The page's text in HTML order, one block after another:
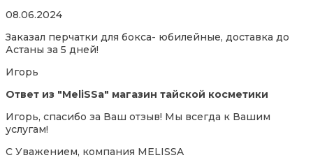
Rated
out
of
08.06.2024
Заказал перчатки для бокса- юбилейные, доставка до
Астаны за 5 дней!
Игорь
Ответ из "MeliSSa" магазин тайской косметики
Игорь, спасибо за Ваш отзыв! Мы всегда к Вашим
услугам!
С Уважением, компания MELISSA